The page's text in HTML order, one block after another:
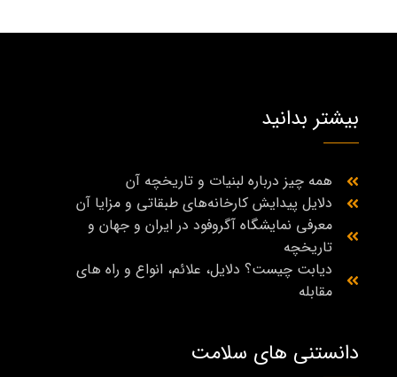
بیشتر بدانید
همه چیز درباره لبنیات و تاریخچه آن
دلایل پیدایش کارخانه‌های طبقاتی و مزایا آن
معرفی نمایشگاه آگروفود در ایران و جهان و
تاریخچه
دیابت چیست؟ دلایل، علائم، انواع و راه‌ های
مقابله
دانستنی های سلامت